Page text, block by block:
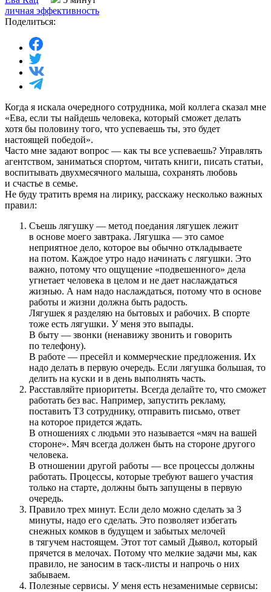
личная эффективность
Поделиться:
Когда я искала очередного сотрудника, мой коллега сказал мне
«Ева, если ты найдешь человека, который сможет делать
хотя бы половину того, что успеваешь ты, это будет
настоящей победой».
Часто мне задают вопрос — как ты все успеваешь? Управлять
агентством, заниматься спортом, читать книги, писать статьи,
воспитывать двухмесячного малыша, сохранять любовь
и счастье в семье.
Не буду тратить время на лирику, расскажу несколько важных
правил:
Съешь лягушку — метод поедания лягушек лежит
в основе моего завтрака. Лягушка — это самое
неприятное дело, которое вы обычно откладываете
на потом. Каждое утро надо начинать с лягушки. Это
важно, потому что ощущение «подвешенного» дела
угнетает человека в целом и не дает наслаждаться
жизнью. А нам надо наслаждаться, потому что в основе
работы и жизни должна быть радость.
Лягушек я разделяю на бытовых и рабочих. В спорте
тоже есть лягушки. У меня это выпады.
В быту — звонки (ненавижу звонить и говорить
по телефону).
В работе — пресейл и коммерческие предложения. Их
надо делать в первую очередь. Если лягушка большая, то
делить на куски и в день выполнять часть.
Расставляйте приоритеты. Всегда делайте то, что сможет
работать без вас. Например, запустить рекламу,
поставить ТЗ сотруднику, отправить письмо, ответ
на которое придется ждать.
В отношениях с людьми это называется «мяч на вашей
стороне». Мяч всегда должен быть на стороне другого
человека.
В отношении другой работы — все процессы должны
работать. Процессы, которые требуют вашего участия
только на старте, должны быть запущены в первую
очередь.
Правило трех минут. Если дело можно сделать за 3
минуты, надо его сделать. Это позволяет избегать
снежных комков в будущем и забытых мелочей
в тягучем настоящем. Этот тот самый Дьявол, который
прячется в мелочах. Потому что мелкие задачи мы, как
правило, не заносим в таск-листы и напрочь о них
забываем.
Полезные сервисы. У меня есть незаменимые сервисы: